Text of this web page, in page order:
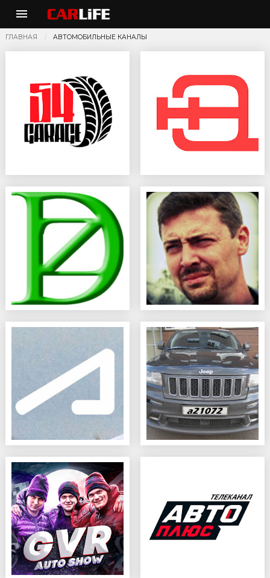
ГЛАВНАЯ АВТОМОБИЛЬНЫЕ КАНАЛЫ